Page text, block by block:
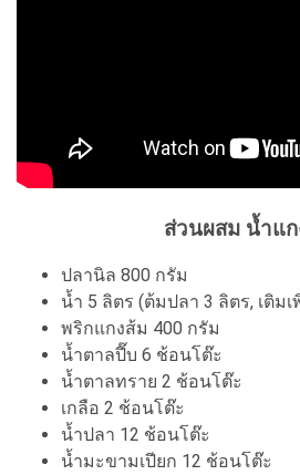
ส่วนผสม น้ำแ
ปลานิล 800 กรัม
น้ำ 5 ลิตร (ต้มปลา 3 ลิตร, เติม
พริกแกงส้ม 400 กรัม
น้ำตาลปี๊บ 6 ช้อนโต๊ะ
น้ำตาลทราย 2 ช้อนโต๊ะ
เกลือ 2 ช้อนโต๊ะ
น้ำปลา 12 ช้อนโต๊ะ
น้ำมะขามเปียก 12 ช้อนโต๊ะ